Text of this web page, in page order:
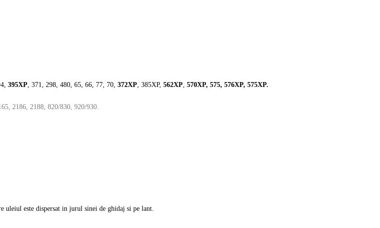
395XP, 371, 298, 480, 65, 66, 77, 70, 372XP, 385XP, 562XP, 570XP, 575, 576XP, 575XP.
2186, 2188, 820/830, 920/930.
uleiul este dispersat in jurul sinei de ghidaj si pe lant.